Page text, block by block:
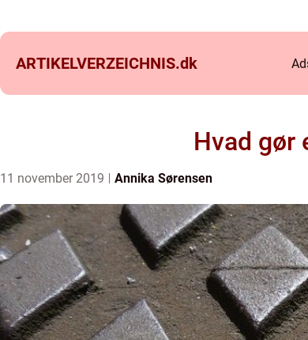
ARTIKELVERZEICHNIS.dk
Hvad gør
11 november 2019 Annika Sørensen